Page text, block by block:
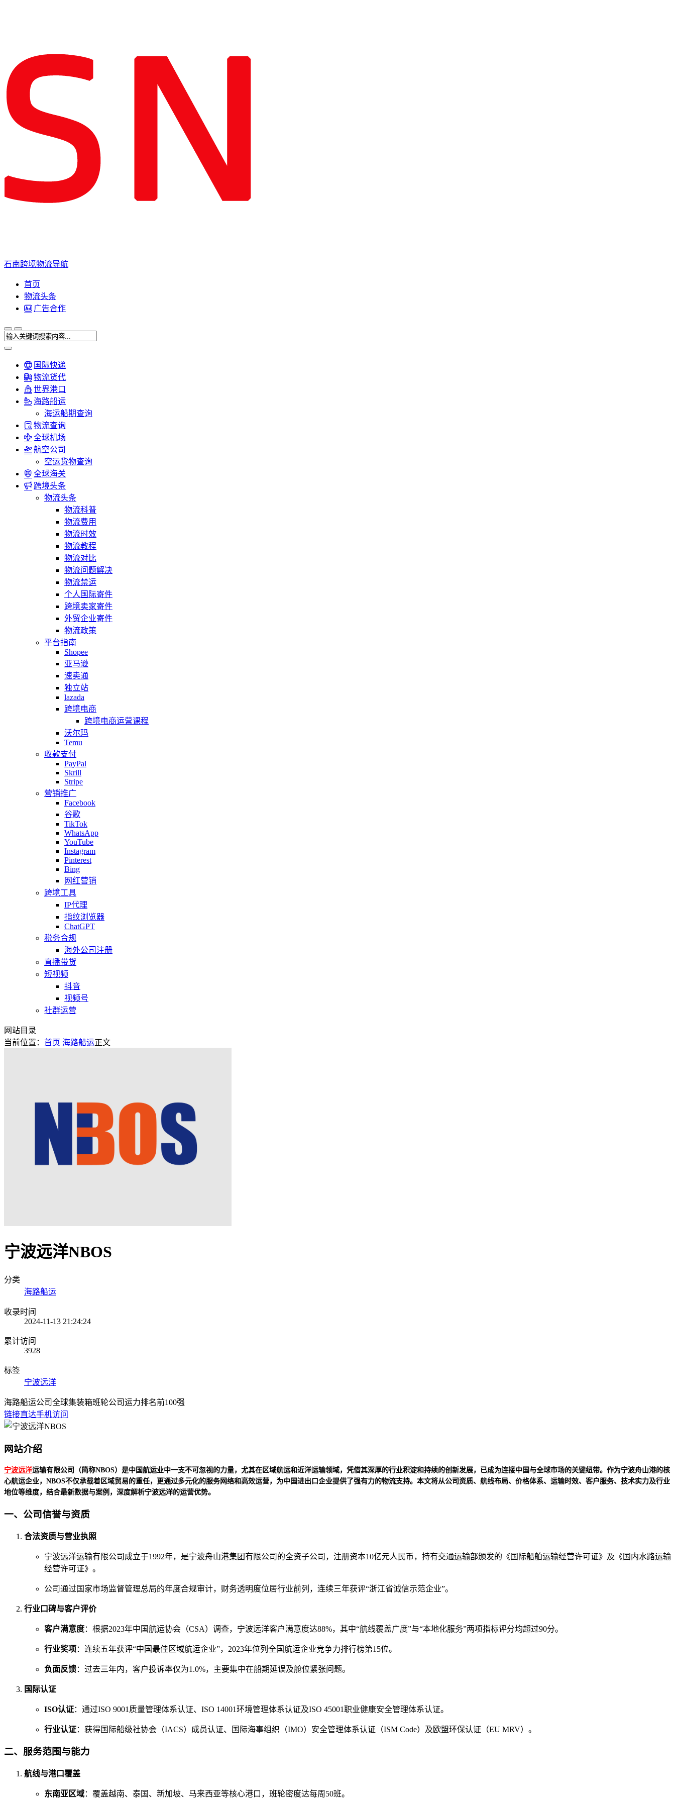
石南跨境物流导航
首页
物流头条
广告合作
国际快递
物流货代
世界港口
海路船运
海运船期查询
物流查询
全球机场
航空公司
空运货物查询
全球海关
跨境头条
物流头条
物流科普
物流费用
物流时效
物流教程
物流对比
物流问题解决
物流禁运
个人国际寄件
跨境卖家寄件
外贸企业寄件
物流政策
平台指南
Shopee
亚马逊
速卖通
独立站
lazada
跨境电商
跨境电商运营课程
沃尔玛
Temu
收款支付
PayPal
Skrill
Stripe
营销推广
Facebook
谷歌
TikTok
WhatsApp
YouTube
Instagram
Pinterest
Bing
网红营销
跨境工具
IP代理
指纹浏览器
ChatGPT
税务合规
海外公司注册
直播带货
短视频
抖音
视频号
社群运营
网站目录
当前位置： 首页 海路船运正文
宁波远洋NBOS
分类
海路船运
收录时间
2024-11-13 21:24:24
累计访问
3928
标签
宁波远洋
海路船运公司全球集装箱班轮公司运力排名前100强
链接直达手机访问
网站介绍
宁波远洋运输有限公司（简称NBOS）是中国航运业中一支不可忽视的力量，尤其在区域航运和近洋运输领域，凭借其深厚的行业积淀和持续的创新发展，已成为连接中国与全球市场的关键纽带。作为宁波舟山港的核
心航运企业，NBOS不仅承载着区域贸易的重任，更通过多元化的服务网络和高效运营，为中国进出口企业提供了强有力的物流支持。本文将从公司资质、航线布局、价格体系、运输时效、客户服务、技术实力及行业
地位等维度，结合最新数据与案例，深度解析宁波远洋的运营优势。
一、公司信誉与资质
合法资质与营业执照
宁波远洋运输有限公司成立于1992年，是宁波舟山港集团有限公司的全资子公司，注册资本10亿元人民币，持有交通运输部颁发的《国际船舶运输经营许可证》及《国内水路运输
经营许可证》。
公司通过国家市场监督管理总局的年度合规审计，财务透明度位居行业前列，连续三年获评“浙江省诚信示范企业”。
行业口碑与客户评价
客户满意度：根据2023年中国航运协会（CSA）调查，宁波远洋客户满意度达88%，其中“航线覆盖广度”与“本地化服务”两项指标评分均超过90分。
行业奖项 ：连续五年获评“中国最佳区域航运企业”，2023年位列全国航运企业竞争力排行榜第15位。
负面反馈：过去三年内，客户投诉率仅为1.0%，主要集中在船期延误及舱位紧张问题。
国际认证
ISO认证：通过ISO 9001质量管理体系认证、ISO 14001环境管理体系认证及ISO 45001职业健康安全管理体系认证。
行业认证：获得国际船级社协会（IACS）成员认证、国际海事组织（IMO）安全管理体系认证（ISM Code）及欧盟环保认证（EU MRV）。
二、服务范围与能力
航线与港口覆盖
东南亚区域：覆盖越南、泰国、新加坡、马来西亚等核心港口，班轮密度达每周50班。